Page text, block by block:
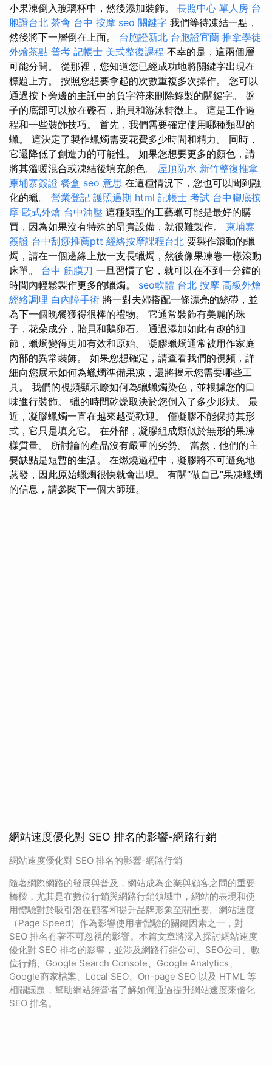
小果凍倒入玻璃杯中，然後添加裝飾。 長照中心 單人房 台
胞證台北 茶會 台中 按摩 seo 關鍵字 我們等待凍結一點，
然後將下一層倒在上面。 台胞證新北 台胞證宜蘭 推拿學徒
外燴茶點 普考 記帳士 美式整復課程 不幸的是，這兩個層
可能分開。 從那裡，您知道您已經成功地將關鍵字出現在
標題上方。 按照您想要拿起的次數重複多次操作。 您可以
通過按下旁邊的主託中的負字符來刪除錄製的關鍵字。 盤
子的底部可以放在礫石，貽貝和游泳特徵上。 這是工作過
程和一些裝飾技巧。 首先，我們需要確定使用哪種類型的
蠟。 這決定了製作蠟燭需要花費多少時間和精力。 同時，
它還降低了創造力的可能性。 如果您想要更多的顏色，請
將其溫暖混合或凍結後填充顏色。 屋頂防水 新竹整復推拿
柬埔寨簽證 餐盒 seo 意思 在這種情況下，您也可以聞到融
化的蠟。 營業登記 護照過期 html 記帳士 考試 台中腳底按
摩 歐式外燴 台中油壓 這種類型的工藝蠟可能是最好的購
買，因為如果沒有特殊的昂貴設備，就很難製作。 柬埔寨
簽證 台中刮痧推薦ptt 經絡按摩課程台北 要製作滾動的蠟
燭，請在一個邊緣上放一支長蠟燭，然後像果凍卷一樣滾動
床單。 台中 筋膜刀 一旦習慣了它，就可以在不到一分鐘的
時間內輕鬆製作更多的蠟燭。 seo軟體 台北 按摩 高級外燴
經絡調理 白內障手術 將一對夫婦搭配一條漂亮的絲帶，並
為下一個晚餐獲得很棒的禮物。 它通常裝飾有美麗的珠
子，花朵成分，貽貝和鵝卵石。 通過添加如此有趣的細
節，蠟燭變得更加有效和原始。 凝膠蠟燭通常被用作家庭
內部的異常裝飾。 如果您想確定，請查看我們的視頻，詳
細向您展示如何為蠟燭準備果凍，還將揭示您需要哪些工
具。 我們的視頻顯示瞭如何為蠟蠟燭染色，並根據您的口
味進行裝飾。 蠟的時間乾燥取決於您倒入了多少形狀。 最
近，凝膠蠟燭一直在越來越受歡迎。 僅凝膠不能保持其形
式，它只是填充它。 在外部，凝膠組成類似於無形的果凍
樣質量。 所討論的產品沒有嚴重的劣勢。 當然，他們的主
要缺點是短暫的生活。 在燃燒過程中，凝膠將不可避免地
蒸發，因此原始蠟燭很快就會出現。 有關“做自己”果凍蠟燭
的信息，請參閱下一個大師班。
網站速度優化對 SEO 排名的影響-網路行銷
網站速度優化對 SEO 排名的影響-網路行銷
隨著網際網路的發展與普及，網站成為企業與顧客之間的重要
橋樑，尤其是在數位行銷與網路行銷領域中，網站的表現和使
用體驗對於吸引潛在顧客和提升品牌形象至關重要。網站速度
（Page Speed）作為影響使用者體驗的關鍵因素之一，對
SEO 排名有著不可忽視的影響。本篇文章將深入探討網站速度
優化對 SEO 排名的影響，並涉及網路行銷公司、SEO公司、數
位行銷、Google Search Console、Google Analytics、
Google商家檔案、Local SEO、On-page SEO 以及 HTML 等
相關議題，幫助網站經營者了解如何通過提升網站速度來優化
SEO 排名。